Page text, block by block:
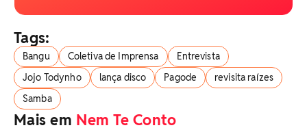
Tags:
Bangu Coletiva de Imprensa
Entrevista
Jojo Todynho
lança disco Pagode
revisita raízes
Samba
Mais em Nem Te Conto